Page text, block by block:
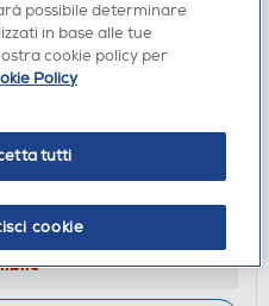
possibile determinare
in base alle tue
cookie policy per
Policy
tutti
cookie